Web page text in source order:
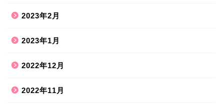
2023年2月
2023年1月
2022年12月
2022年11月